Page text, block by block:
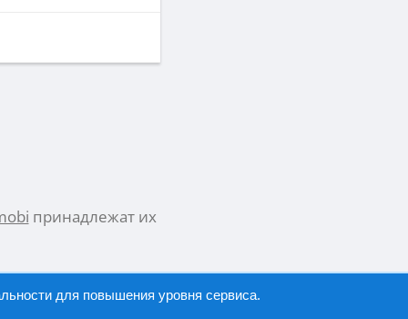
принадлежат их
для повышения уровня сервиса.